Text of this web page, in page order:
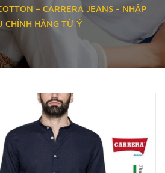
– CARRERA JEANS - NHẬP
CHÍNH HÃNG TỪ Ý